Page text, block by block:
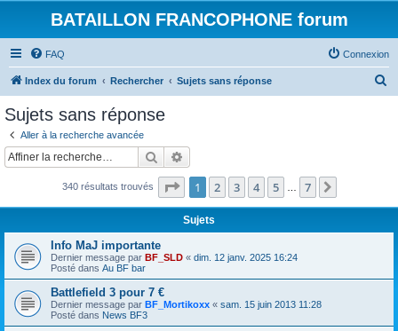
BATAILLON FRANCOPHONE forum
FAQ Connexion
Index du forum Rechercher Sujets sans réponse
c
Sujets sans réponse
Aller à la recherche avancée
Rechercher
340 résultats trouvés Page 1sur7
1 2 3 4 5 7
Sujets
Info MaJ importante
Dernier message par BF_SLD « dim. 12 janv. 2025 16:24
Posté dans Au BF bar
Battlefield 3 pour 7 €
Dernier message par BF_Mortikoxx « sam. 15 juin 2013 11:28
Posté dans News BF3